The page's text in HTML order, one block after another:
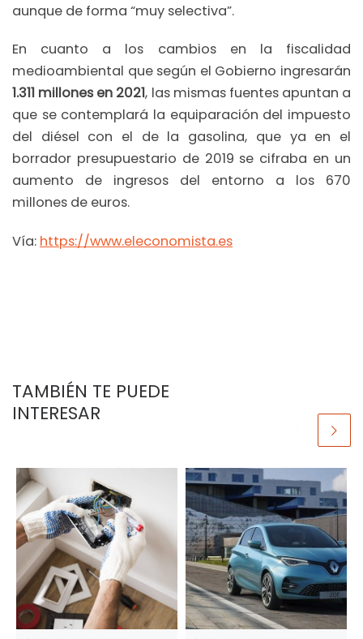
aunque de forma “muy selectiva”.
En cuanto a los cambios en la fiscalidad
medioambiental que según el Gobierno ingresarán
1.311 millones en 2021, las mismas fuentes apuntan a
que se contemplará la equiparación del impuesto
del diésel con el de la gasolina, que ya en el
borrador presupuestario de 2019 se cifraba en un
aumento de ingresos del entorno a los 670
millones de euros.
Vía: https://www.eleconomista.es
TAMBIÉN TE PUEDE
INTERESAR